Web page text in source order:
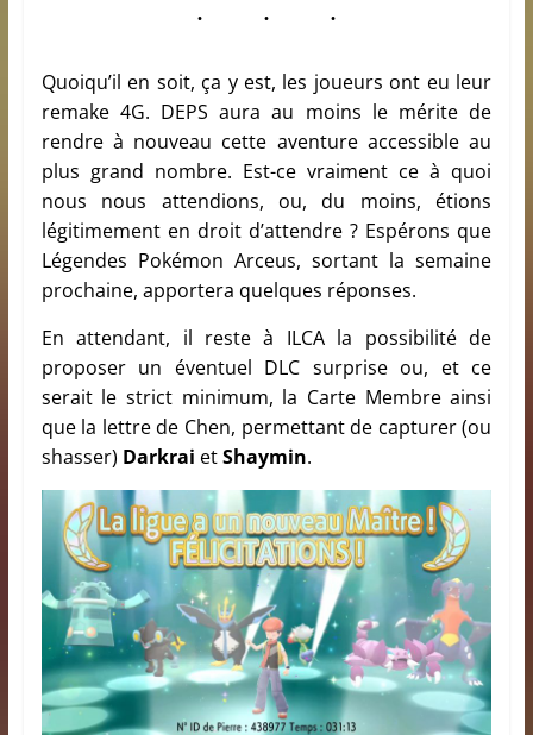
Quoiqu’il en soit, ça y est, les joueurs ont eu leur
remake 4G. DEPS aura au moins le mérite de
rendre à nouveau cette aventure accessible au
plus grand nombre. Est-ce vraiment ce à quoi
nous nous attendions, ou, du moins, étions
légitimement en droit d’attendre ? Espérons que
Légendes Pokémon Arceus, sortant la semaine
prochaine, apportera quelques réponses.
En attendant, il reste à ILCA la possibilité de
proposer un éventuel DLC surprise ou, et ce
serait le strict minimum, la Carte Membre ainsi
que la lettre de Chen, permettant de capturer (ou
shasser) Darkrai etShaymin.